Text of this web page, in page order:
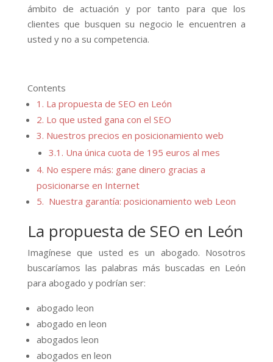
ámbito de actuación y por tanto para que los
clientes que busquen su negocio le encuentren a
usted y no a su competencia.
Contents
1. La propuesta de SEO en León
2. Lo que usted gana con el SEO
3. Nuestros precios en posicionamiento web
3.1. Una única cuota de 195 euros al mes
4. No espere más: gane dinero gracias a
posicionarse en Internet
5. Nuestra garantía: posicionamiento web Leon
La propuesta de SEO en León
Imagínese que usted es un abogado. Nosotros
buscaríamos las palabras más buscadas en León
para abogado y podrían ser:
abogado leon
abogado en leon
abogados leon
abogados en leon